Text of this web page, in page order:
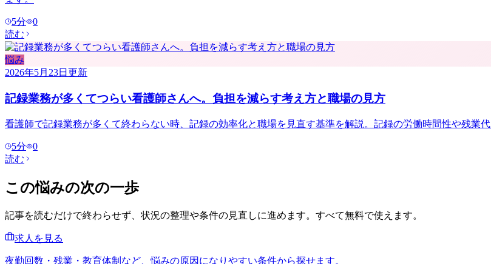
5分
0
読む
悩み
2026年5月23日 更新
記録業務が多くてつらい看護師さんへ。負担を減らす考え方と職場の見方
看護師で記録業務が多くて終わらない時、記録の効率化と職場を見直す基準を解説。記録の労働時間性や残業
5分
0
読む
この悩みの次の一歩
記事を読むだけで終わらせず、状況の整理や条件の見直しに進めます。すべて無料で使えます。
求人を見る
夜勤回数・残業・教育体制など、悩みの原因になりやすい条件から探せます。